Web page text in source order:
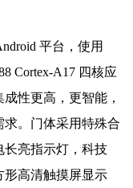
平台，使用
Cortex-A17 四核应
性更高，更智能，
。门体采用特殊合
长亮指示灯，科技
形高清触摸屏显示